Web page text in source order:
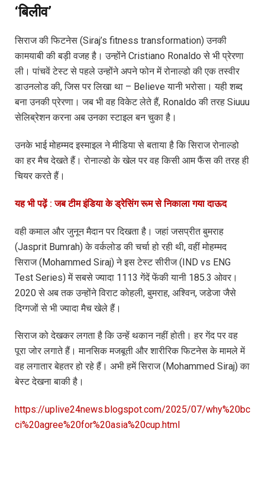
‘बिलीव’
सिराज की फिटनेस (Siraj’s fitness transformation) उनकी
कामयाबी की बड़ी वजह है। उन्होंने Cristiano Ronaldo से भी प्रेरणा
ली। पांचवें टेस्ट से पहले उन्होंने अपने फोन में रोनाल्डो की एक तस्वीर
डाउनलोड की, जिस पर लिखा था – Believe यानी भरोसा। यही शब्द
बना उनकी प्रेरणा। जब भी वह विकेट लेते हैं, Ronaldo की तरह Siuuu
सेलिब्रेशन करना अब उनका स्टाइल बन चुका है।
उनके भाई मोहम्मद इस्माइल ने मीडिया से बताया है कि सिराज रोनाल्डो
का हर मैच देखते हैं। रोनाल्डो के खेल पर वह किसी आम फैंस की तरह ही
चियर करते हैं।
यह भी पढ़ें : जब टीम इंडिया के ड्रेसिंग रूम से निकाला गया दाऊद
वही कमाल और जुनून मैदान पर दिखता है। जहां जसप्रीत बुमराह
(Jasprit Bumrah) के वर्कलोड की चर्चा हो रही थी, वहीं मोहम्मद
सिराज (Mohammed Siraj) ने इस टेस्ट सीरीज (IND vs ENG
Test Series) में सबसे ज्यादा 1113 गेंदें फेंकी यानी 185.3 ओवर।
2020 से अब तक उन्होंने विराट कोहली, बुमराह, अश्विन, जडेजा जैसे
दिग्गजों से भी ज्यादा मैच खेले हैं।
सिराज को देखकर लगता है कि उन्हें थकान नहीं होती। हर गेंद पर वह
पूरा जोर लगाते हैं। मानसिक मजबूती और शारीरिक फिटनेस के मामले में
वह लगातार बेहतर हो रहे हैं। अभी हमें सिराज (Mohammed Siraj) का
बेस्ट देखना बाकी है।
https://uplive24news.blogspot.com/2025/07/why%20bc
ci%20agree%20for%20asia%20cup.html